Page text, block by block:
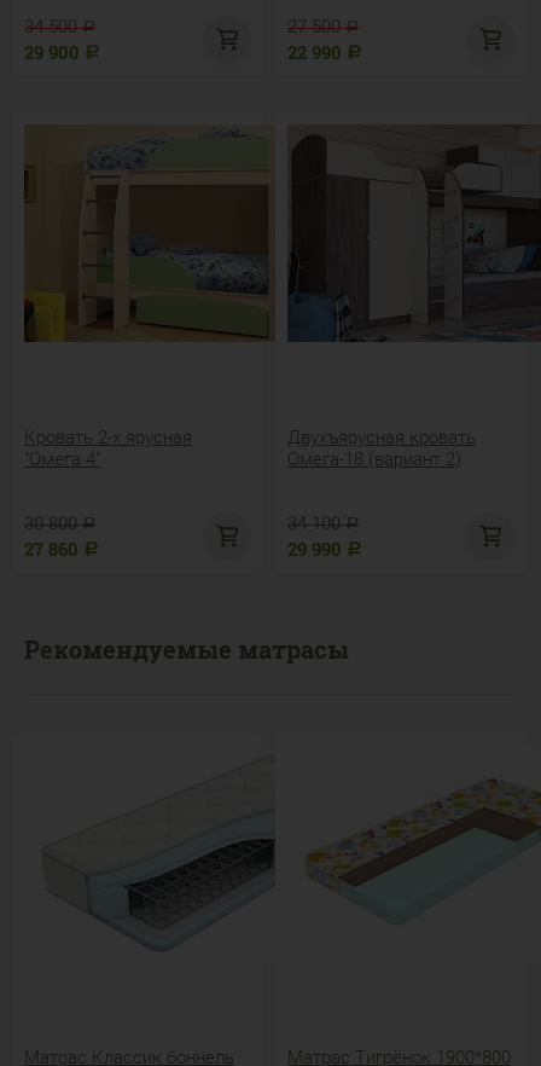
Рекомендуемые матрасы
Матрас Классик боннель
Матрас Тигрёнок 1900*800
34 500 Р
29 900 Р
27 500 Р
22 990 Р
Кровать 2-х ярусная
"Омега 4"
30 800 Р
27 860 Р
Двухъярусная кровать
Омега-18 (вариант 2)
34 100 Р
29 990 Р